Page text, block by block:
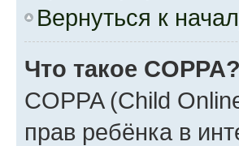
Вернуться к
Что такое COPPA?
COPPA (Child
прав ребёнка в